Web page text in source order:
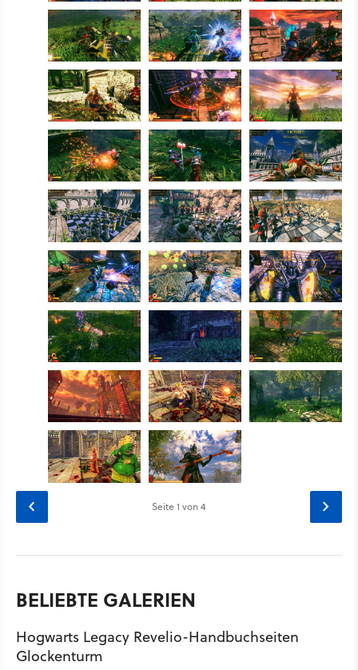
Seite1 von 4
BELIEBTE GALERIEN
Hogwarts Legacy Revelio-Handbuchseiten
Glockenturm